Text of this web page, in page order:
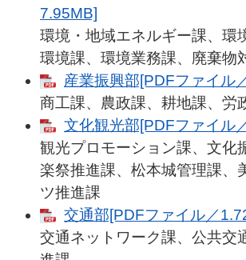
7.95MB]
環境・地域エネルギー課、環
環境課、環境業務課、廃棄物
産業振興部[PDFファイル
商工課、農政課、耕地課、労
文化観光部[PDFファイル
観光プロモーション課、文化
楽祭推進課、松本城管理課、
ツ推進課
交通部[PDFファイル／
交通ネットワーク課、公共交